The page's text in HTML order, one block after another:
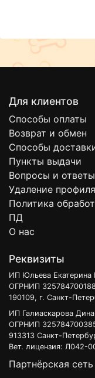
Для клиентов
Способы оплаты
Возврат и обмен
Способы
Пункты выдачи
Вопросы и ответы
Удаление профиля
Политика
ПД
О нас
Реквизиты
ИП Юльева Екатерина
ОГРНИП
190109, г. Санкт-
ИП Галиаскарова
ОГРНИП
913313 Санкт-
Вет. лицензия: Л042-
Партнёрская